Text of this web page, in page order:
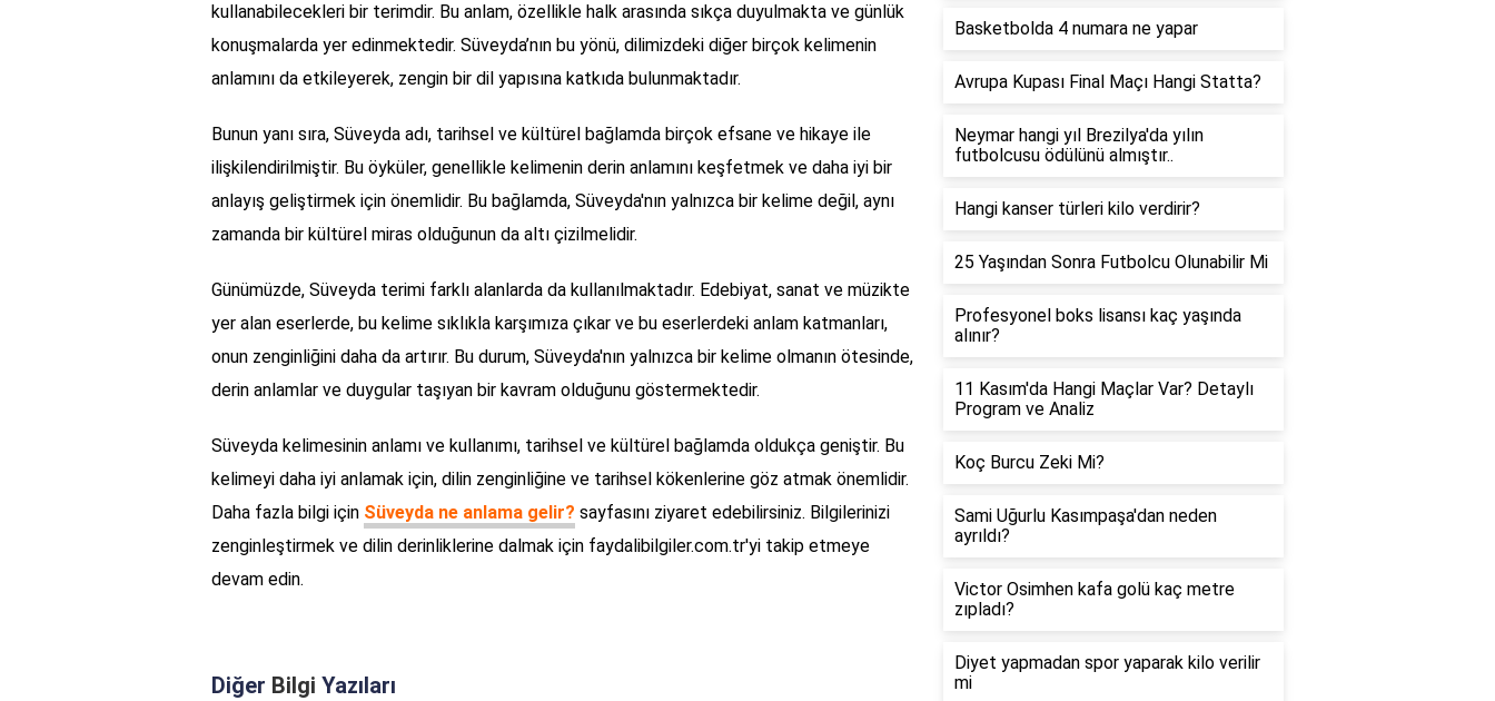
kullanabilecekleri bir terimdir. Bu anlam, özellikle halk arasında sıkça duyulmakta ve günlük
konuşmalarda yer edinmektedir. Süveyda’nın bu yönü, dilimizdeki diğer birçok kelimenin
anlamını da etkileyerek, zengin bir dil yapısına katkıda bulunmaktadır.
Bunun yanı sıra, Süveyda adı, tarihsel ve kültürel bağlamda birçok efsane ve hikaye ile
ilişkilendirilmiştir. Bu öyküler, genellikle kelimenin derin anlamını keşfetmek ve daha iyi bir
anlayış geliştirmek için önemlidir. Bu bağlamda, Süveyda'nın yalnızca bir kelime değil, aynı
zamanda bir kültürel miras olduğunun da altı çizilmelidir.
Günümüzde, Süveyda terimi farklı alanlarda da kullanılmaktadır. Edebiyat, sanat ve müzikte
yer alan eserlerde, bu kelime sıklıkla karşımıza çıkar ve bu eserlerdeki anlam katmanları,
onun zenginliğini daha da artırır. Bu durum, Süveyda'nın yalnızca bir kelime olmanın ötesinde,
derin anlamlar ve duygular taşıyan bir kavram olduğunu göstermektedir.
Süveyda kelimesinin anlamı ve kullanımı, tarihsel ve kültürel bağlamda oldukça geniştir. Bu
kelimeyi daha iyi anlamak için, dilin zenginliğine ve tarihsel kökenlerine göz atmak önemlidir.
Daha fazla bilgi için Süveyda ne anlama gelir? sayfasını ziyaret edebilirsiniz. Bilgilerinizi
zenginleştirmek ve dilin derinliklerine dalmak için faydalibilgiler.com.tr'yi takip etmeye
devam edin.
Diğer Bilgi Yazıları
Basketbolda 4 numara ne yapar
Avrupa Kupası Final Maçı Hangi Statta?
Neymar hangi yıl Brezilya'da yılın
futbolcusu ödülünü almıştır..
Hangi kanser türleri kilo verdirir?
25 Yaşından Sonra Futbolcu Olunabilir Mi
Profesyonel boks lisansı kaç yaşında
alınır?
11 Kasım'da Hangi Maçlar Var? Detaylı
Program ve Analiz
Koç Burcu Zeki Mi?
Sami Uğurlu Kasımpaşa'dan neden
ayrıldı?
Victor Osimhen kafa golü kaç metre
zıpladı?
Diyet yapmadan spor yaparak kilo verilir
mi